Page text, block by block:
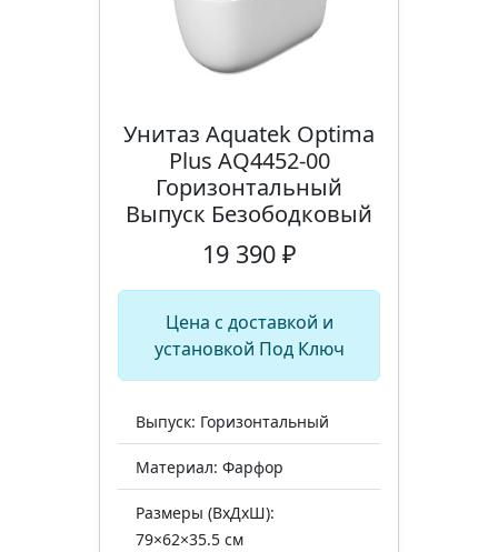
Унитаз Aquatek Optima
Plus AQ4452-00
Горизонтальный
Выпуск Безободковый
19 390 ₽
Цена с доставкой и
установкой Под Ключ
Выпуск: Горизонтальный
Материал: Фарфор
Размеры (ВхДхШ):
79×62×35.5 см